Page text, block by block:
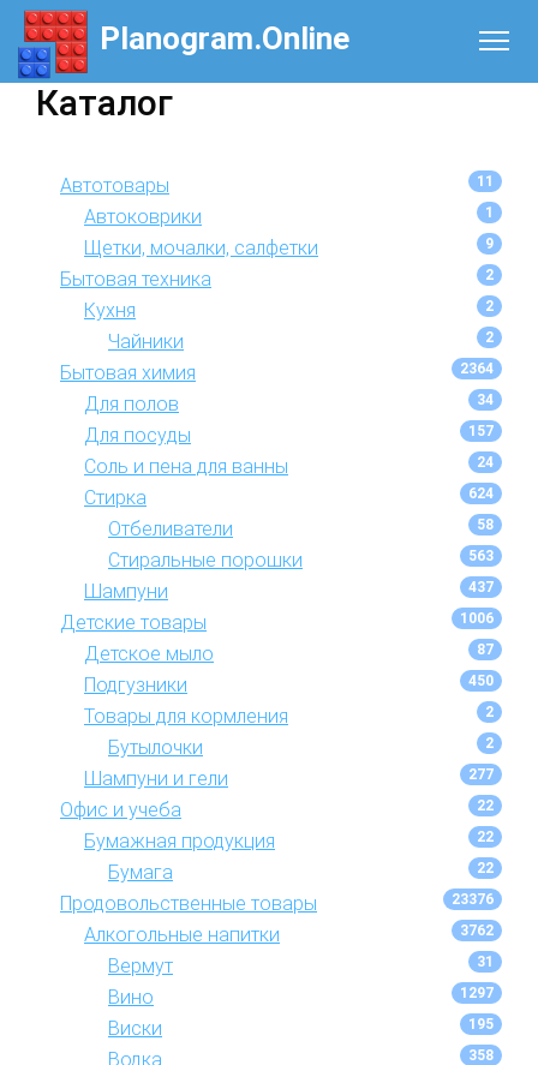
Planogram.Online
Каталог
Автотовары 11
Автоковрики 1
Щетки, мочалки, салфетки 9
Бытовая техника 2
Кухня 2
Чайники 2
Бытовая химия 2364
Для полов 34
Для посуды 157
Соль и пена для ванны 24
Стирка 624
Отбеливатели 58
Стиральные порошки 563
Шампуни 437
Детские товары 1006
Детское мыло 87
Подгузники 450
Товары для кормления 2
Бутылочки 2
Шампуни и гели 277
Офис и учеба 22
Бумажная продукция 22
Бумага 22
Продовольственные товары 23376
Алкогольные напитки 3762
Вермут 31
Вино 1297
Виски 195
Водка 358